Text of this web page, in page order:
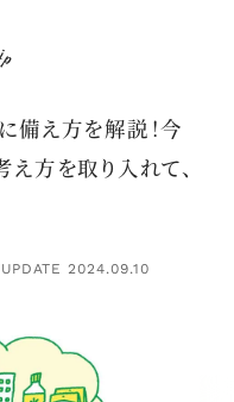
備え方を解説！今
方を取り入れて、
2024.09.10